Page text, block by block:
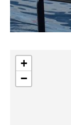
+
−